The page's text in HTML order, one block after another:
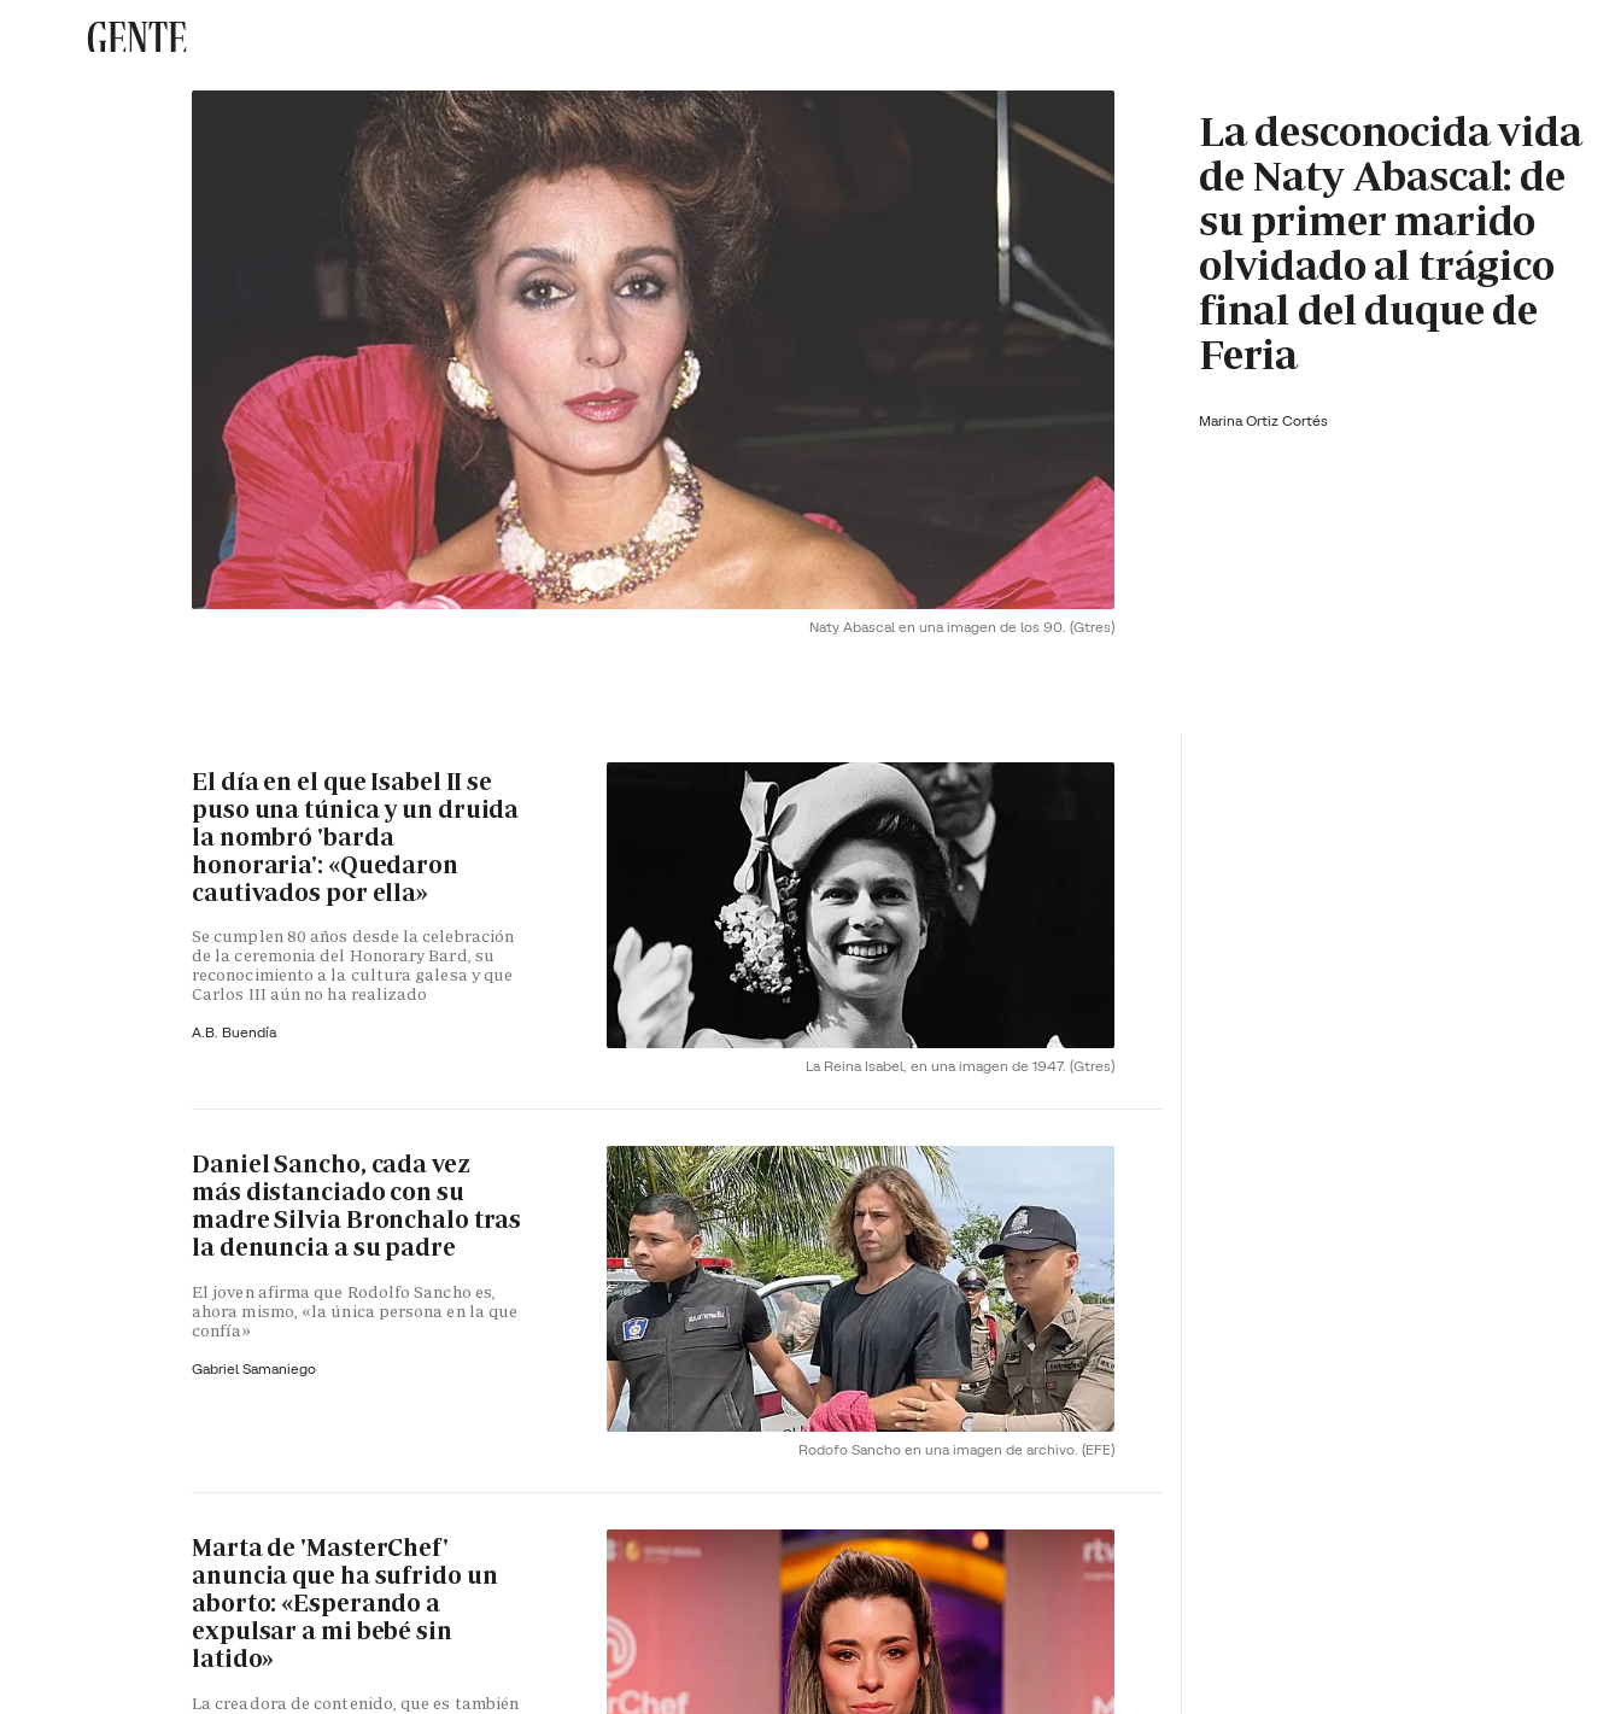
GENTE
Naty Abascal en una imagen de los 90. (Gtres)
La desconocida vida
de Naty Abascal: de
su primer marido
olvidado al trágico
final del duque de
Feria
Marina Ortiz Cortés
La Reina Isabel, en una imagen de 1947. (Gtres)
El día en el que Isabel II se
puso una túnica y un druida
la nombró 'barda
honoraria': «Quedaron
cautivados por ella»
Se cumplen 80 años desde la celebración
de la ceremonia del Honorary Bard, su
reconocimiento a la cultura galesa y que
Carlos III aún no ha realizado
A.B. Buendía
Rodofo Sancho en una imagen de archivo. (EFE)
Daniel Sancho, cada vez
más distanciado con su
madre Silvia Bronchalo tras
la denuncia a su padre
El joven afirma que Rodolfo Sancho es,
ahora mismo, «la única persona en la que
confía»
Gabriel Samaniego
Marta de 'MasterChef'
anuncia que ha sufrido un
aborto: «Esperando a
expulsar a mi bebé sin
latido»
La creadora de contenido, que es también